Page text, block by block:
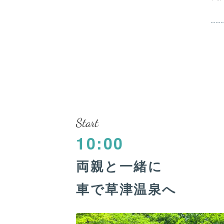
Start
10:00
両親と一緒に
車で草津温泉へ